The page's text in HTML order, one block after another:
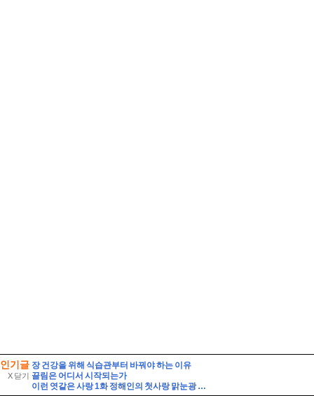
인기글
X 닫기
장 건강을 위해 식습관부터 바꿔야 하는 이유
끌림은 어디서 시작되는가
이런 엿같은 사랑 1화 정해인의 첫사랑 맑눈광 하영 누구였냐고 나는?